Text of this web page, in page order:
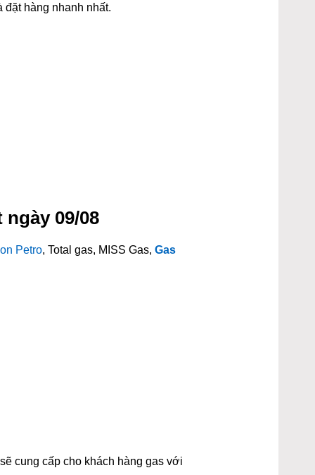
hàng nhanh nhất.
09/08
Petro, Total gas, MISS Gas,Gas
cung cấp cho khách hàng gas với